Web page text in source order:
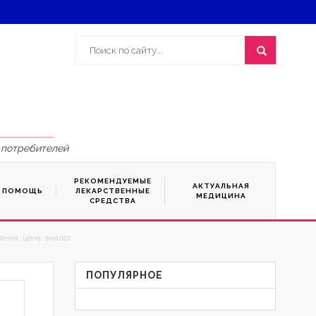
ПОМОЩЬ
РЕКОМЕНДУЕМЫЕ
ЛЕКАРСТВЕННЫЕ
СРЕДСТВА
АКТУАЛЬНАЯ
МЕДИЦИНА
цена, аналог
ПОПУЛЯРНОЕ